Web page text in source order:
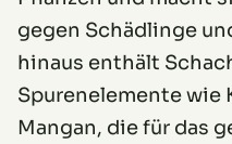
gegen Schädlinge
hinaus enthält
Spurenelemente wie
Mangan, die für das